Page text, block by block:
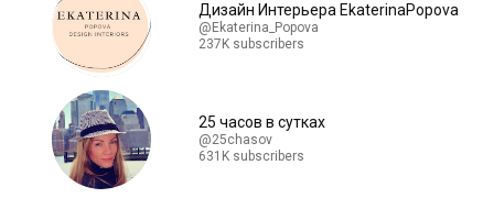
Дизайн Интерьера EkaterinaPopova
@Ekaterina_Popova
237K subscribers
25 часов в сутках
@25chasov
631K subscribers